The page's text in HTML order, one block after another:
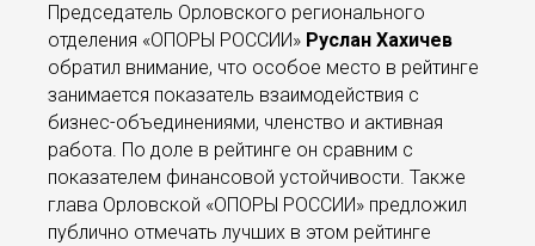
Председатель Орловского регионального
отделения «ОПОРЫ РОССИИ» Руслан Хахичев
обратил внимание, что особое место в рейтинге
занимается показатель взаимодействия с
бизнес-объединениями, членство и активная
работа. По доле в рейтинге он сравним с
показателем финансовой устойчивости. Также
глава Орловской «ОПОРЫ РОССИИ» предложил
публично отмечать лучших в этом рейтинге